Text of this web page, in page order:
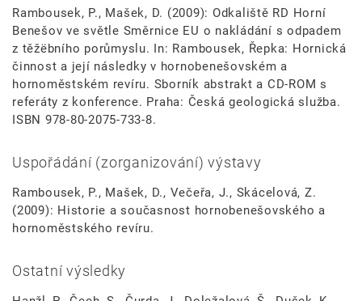
Rambousek, P., Mašek, D. (2009): Odkaliště RD Horní
Benešov ve světle Směrnice EU o nakládání s odpadem
z těžëbního porůmyslu. In: Rambousek, Řepka: Hornická
činnost a její následky v hornobenešovském a
hornoměstském revíru. Sborník abstrakt a CD-ROM s
referáty z konference. Praha: Česká geologická služba.
ISBN 978-80-2075-733-8.
Uspořádání (zorganizování) výstavy
Rambousek, P., Mašek, D., Večeřa, J., Skácelová, Z.
(2009): Historie a současnost hornobenešovského a
hornoměstského revíru.
Ostatní výsledky